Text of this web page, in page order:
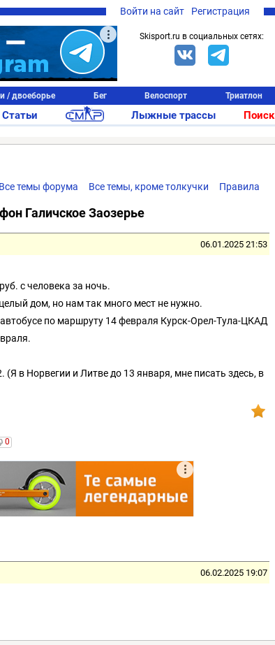
Войти на сайт Регистрация
Skisport.ru в социальных сетях:
/ двоеборье Бег Велоспорт Триатлон
Статьи Лыжные трассы Поиск
Правила
Все темы, кроме толкучки
Все темы форума
Галичское Заозерье
06.01.2025 21:53
с человека за ночь.
дом, но нам так много мест не нужно.
по маршруту 14 февраля Курск-Орел-Тула-ЦКАД
в Норвегии и Литве до 13 января, мне писать здесь, в
0
06.02.2025 19:07